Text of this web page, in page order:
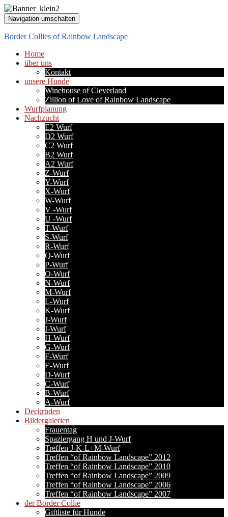
Navigation umschalten
Border Collies of Rainbow Landscape
Home
über uns
Kontakt
unsere Hunde
Winehouse of Cleverland
Zillion of Love of Rainbow Landscape
Wurfplanung
Nachzucht
E2 Wurf
D2 Wurf
C2 Wurf
B2 Wurf
A2 Wurf
Z-Wurf
Y-Wurf
X-Wurf
W-Wurf
V -Wurf
U -Wurf
T-Wurf
S-Wurf
R-Wurf
Q-Wurf
P-Wurf
O-Wurf
N-Wurf
M-Wurf
L-Wurf
K-Wurf
J-Wurf
I-Wurf
H-Wurf
G-Wurf
F-Wurf
E-Wurf
D-Wurf
C-Wurf
B-Wurf
A-Wurf
Deckrüden
Bildergalerien
Frauentag
Spaziergang H und J-Wurf
Treffen J-K-L+M-Wurf
Treffen “of Rainbow Landscape” 2012
Treffen “of Rainbow Landscape” 2010
Treffen “of Rainbow Landscape” 2009
Treffen “of Rainbow Landscape” 2006
Treffen “of Rainbow Landscape” 2007
der Border Collie
Giftliste für Hunde